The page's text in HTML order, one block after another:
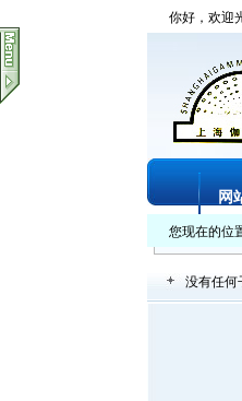
你好，欢迎
网
您现在的位
没有任何